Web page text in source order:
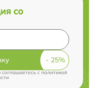
со
соглашаетесь cполитикой